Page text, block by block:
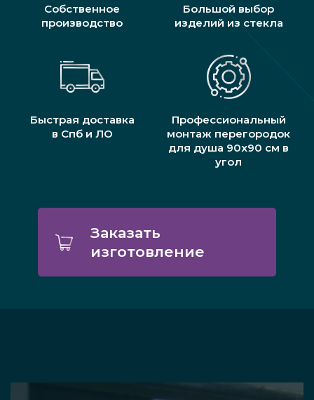
Собственное
производство
Большой выбор
изделий из стекла
Быстрая доставка
в Спб и ЛО
Профессиональный
монтаж перегородок
для душа 90х90 см в
угол
Заказать
изготовление